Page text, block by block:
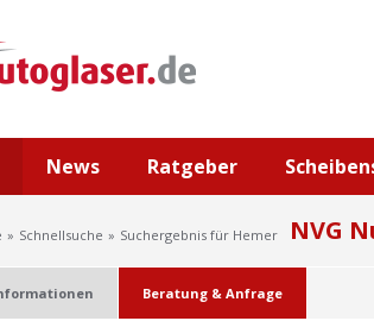
News Ratgeber
Schnellsuche Suchergebnis für Hemer NVG
Beratung & Anfrage